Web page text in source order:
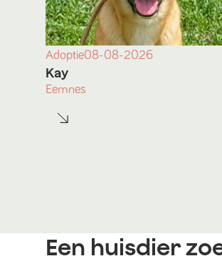
Adoptie08-08-2026
Kay
Eemnes
Een huisdier